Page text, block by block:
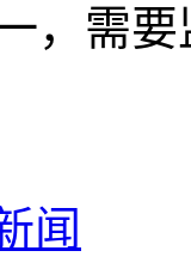
，需
闻